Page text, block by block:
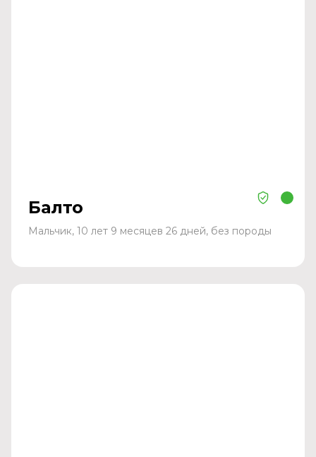
Балто
Мальчик, 10 лет 9 месяцев 26 дней, без породы